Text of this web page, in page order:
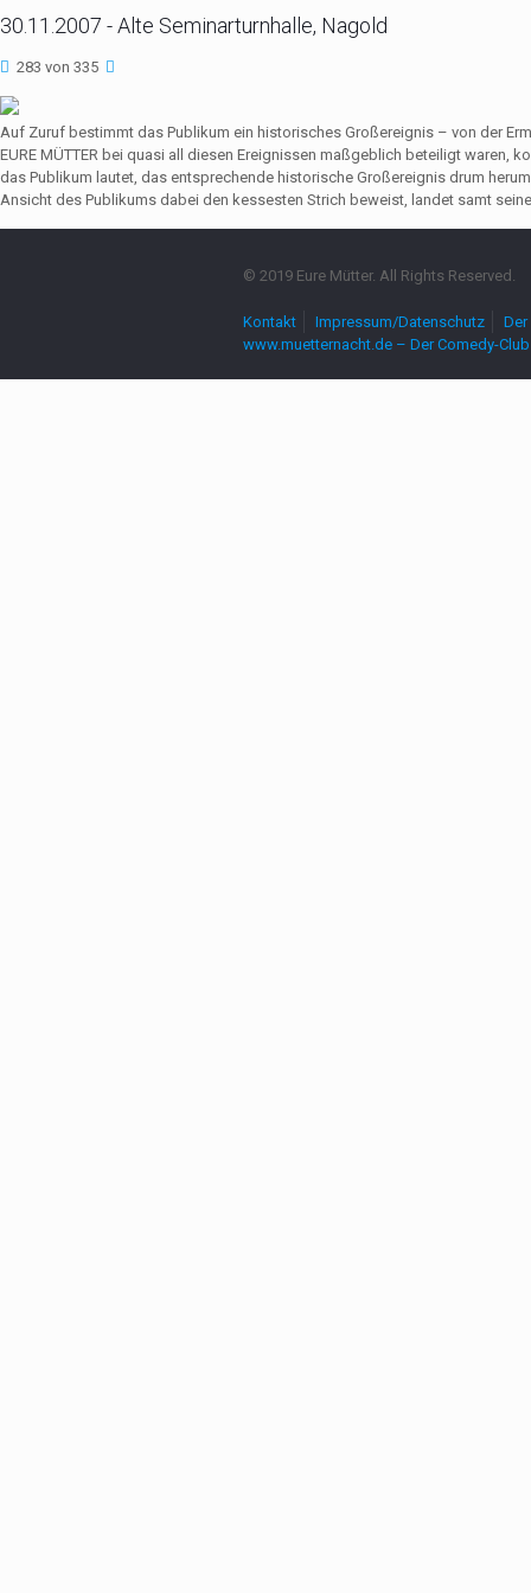
30.11.2007 - Alte Seminarturnhalle, Nagold
283 von 335
Auf Zuruf bestimmt das Publikum ein historisches Großereignis – von der
EURE MÜTTER bei quasi all diesen Ereignissen maßgeblich beteiligt waren,
das Publikum lautet, das entsprechende historische Großereignis drum
Ansicht des Publikums dabei den kessesten Strich beweist, landet samt
© 2019 Eure Mütter. All Rights Reserved.
Kontakt Impressum/Datenschutz
www.muetternacht.de – Der Comedy-Club